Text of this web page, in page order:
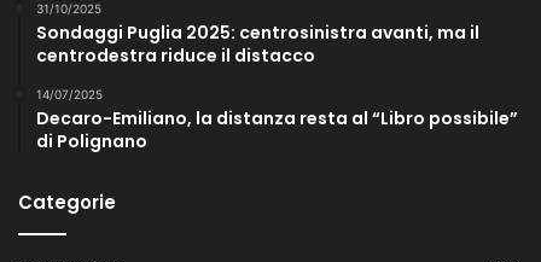
31/10/2025
Sondaggi Puglia 2025: centrosinistra avanti, ma il
centrodestra riduce il distacco
14/07/2025
Decaro-Emiliano, la distanza resta al “Libro possibile”
di Polignano
Categorie